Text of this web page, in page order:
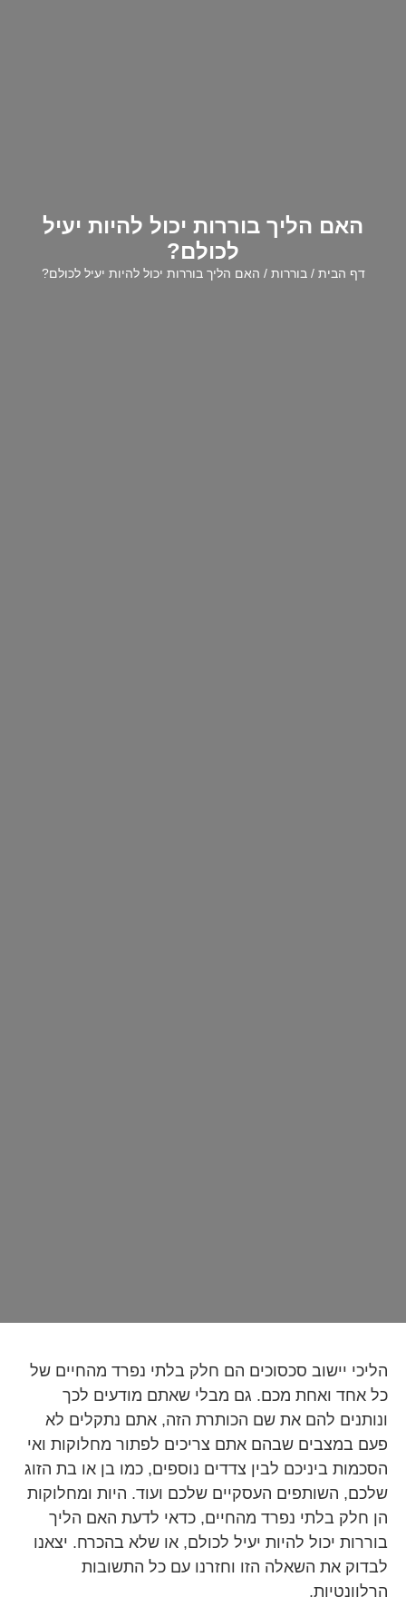
האם הליך בוררות יכול להיות יעיל
לכולם?
דף הבית /בוררות / האם הליך בוררות יכול להיות יעיל לכולם?
הליכי יישוב סכסוכים הם חלק בלתי נפרד מהחיים של
כל אחד ואחת מכם. גם מבלי שאתם מודעים לכך
ונותנים להם את שם הכותרת הזה, אתם נתקלים לא
פעם במצבים שבהם אתם צריכים לפתור מחלוקות ואי
הסכמות ביניכם לבין צדדים נוספים, כמו בן או בת הזוג
שלכם, השותפים העסקיים שלכם ועוד. היות ומחלוקות
הן חלק בלתי נפרד מהחיים, כדאי לדעת האם הליך
בוררות יכול להיות יעיל לכולם, או שלא בהכרח. יצאנו
לבדוק את השאלה הזו וחזרנו עם כל התשובות
הרלוונטיות.